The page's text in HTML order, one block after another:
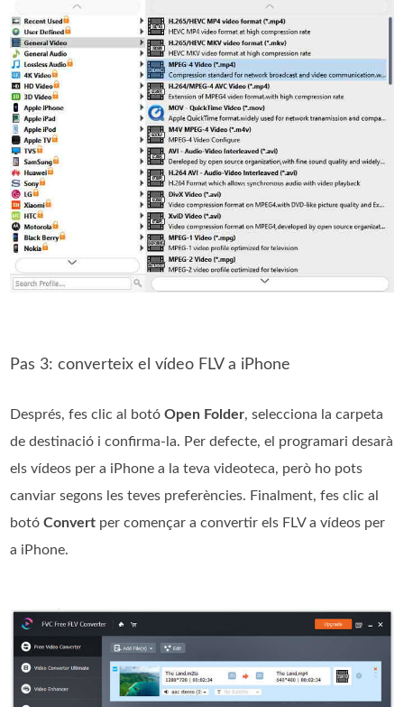
Pas 3: converteix el vídeo FLV a iPhone
Després, fes clic al botóOpen Folder, selecciona la carpeta
de destinació i confirma-la. Per defecte, el programari desarà
els vídeos per a iPhone a la teva videoteca, però ho pots
canviar segons les teves preferències. Finalment, fes clic al
botóConvert per començar a convertir els FLV a vídeos per
a iPhone.